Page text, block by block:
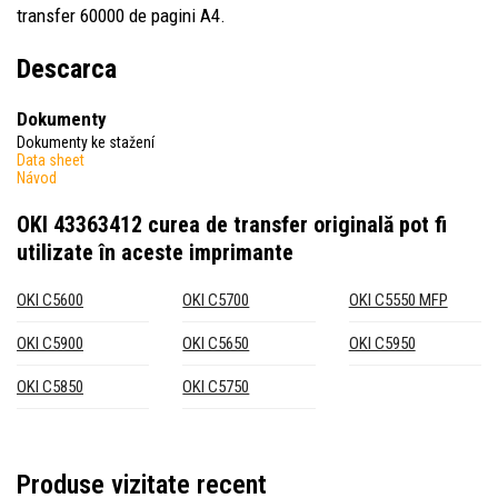
transfer 60000 de pagini A4.
Descarca
Dokumenty
Dokumenty ke stažení
Data sheet
Návod
OKI 43363412 curea de transfer originală pot fi
utilizate în aceste imprimante
OKI C5600 OKI C5700 OKI C5550 MFP
OKI C5900 OKI C5650 OKI C5950
OKI C5850 OKI C5750
Produse vizitate recent